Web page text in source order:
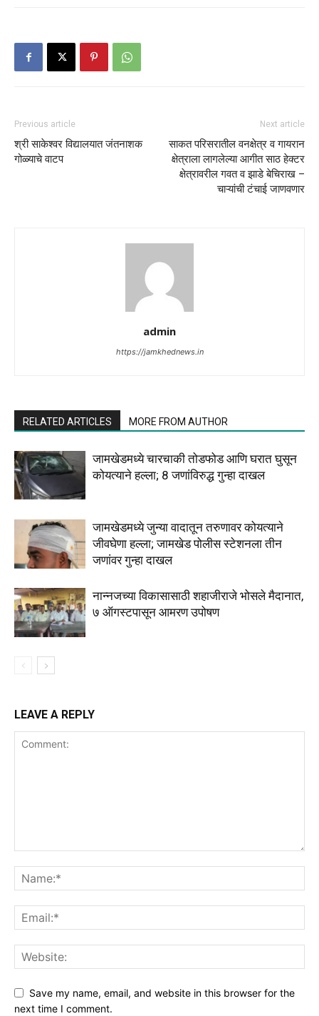
Previous article
श्री साकेश्वर विद्यालयात जंतनाशक
गोळ्याचे वाटप
Next article
साकत परिसरातील वनक्षेत्र व गायरान
क्षेत्राला लागलेल्या आगीत साठ हेक्टर
क्षेत्रावरील गवत व झाडे बेचिराख –
चाऱ्यांची टंचाई जाणवणार
admin
https://jamkhednews.in
RELATED ARTICLES MORE FROM AUTHOR
जामखेडमध्ये चारचाकी तोडफोड आणि घरात घुसून
कोयत्याने हल्ला; 8 जणांविरुद्ध गुन्हा दाखल
जामखेडमध्ये जुन्या वादातून तरुणावर कोयत्याने
जीवघेणा हल्ला; जामखेड पोलीस स्टेशनला तीन
जणांवर गुन्हा दाखल
नान्नजच्या विकासासाठी शहाजीराजे भोसले मैदानात,
७ ऑगस्टपासून आमरण उपोषण
LEAVE A REPLY
Save my name, email, and website in this browser for the
next time I comment.